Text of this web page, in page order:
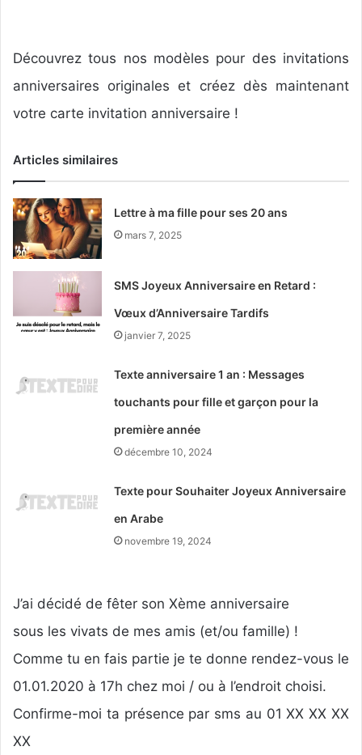
Découvrez tous nos modèles pour des invitations
anniversaires originales et créez dès maintenant
votre carte invitation anniversaire !
Articles similaires
Lettre à ma fille pour ses 20 ans
mars 7, 2025
SMS Joyeux Anniversaire en Retard :
Vœux d’Anniversaire Tardifs
janvier 7, 2025
Texte anniversaire 1 an : Messages
touchants pour fille et garçon pour la
première année
décembre 10, 2024
Texte pour Souhaiter Joyeux Anniversaire
en Arabe
novembre 19, 2024
J’ai décidé de fêter son Xème anniversaire
sous les vivats de mes amis (et/ou famille) !
Comme tu en fais partie je te donne rendez-vous le
01.01.2020 à 17h chez moi / ou à l’endroit choisi.
Confirme-moi ta présence par sms au 01 XX XX XX
XX